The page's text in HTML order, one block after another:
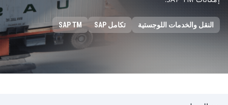
النقل والخدمات اللوجستية تكامل SAP SAP TM